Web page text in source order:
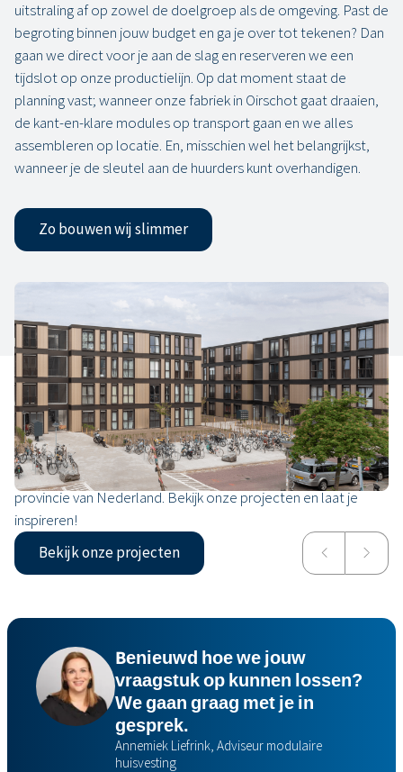
uitstraling af op zowel de doelgroep als de omgeving. Past de
begroting binnen jouw budget en ga je over tot tekenen? Dan
gaan we direct voor je aan de slag en reserveren we een
tijdslot op onze productielijn. Op dat moment staat de
planning vast; wanneer onze fabriek in Oirschot gaat draaien,
de kant-en-klare modules op transport gaan en we alles
assembleren op locatie. En, misschien wel het belangrijkst,
wanneer je de sleutel aan de huurders kunt overhandigen.
Zo bouwen wij slimmer
Onze projecten
Van een compleet nieuwe stadswijk tot een snelle
huisvestingsoplossing voor vluchtelingen. En dat in elke
provincie van Nederland. Bekijk onze projecten en laat je
inspireren!
Bekijk onze projecten
Benieuwd hoe we jouw
vraagstuk op kunnen lossen?
We gaan graag met je in
gesprek.
Annemiek Liefrink, Adviseur modulaire
huisvesting